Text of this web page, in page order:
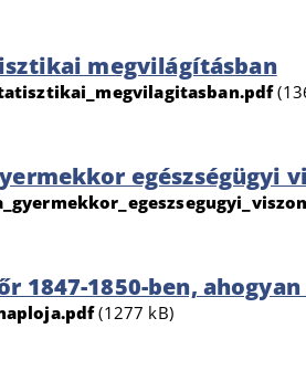
megvilágításban
egészségügyi
1847-1850-ben,
(1277 kB)